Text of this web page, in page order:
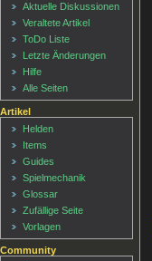
Aktuelle Diskussionen
Veraltete Artikel
ToDo Liste
Letzte Änderungen
Hilfe
Alle Seiten
Artikel
Helden
Items
Guides
Spielmechanik
Glossar
Zufällige Seite
Vorlagen
Community